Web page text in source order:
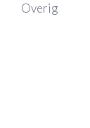
Overig